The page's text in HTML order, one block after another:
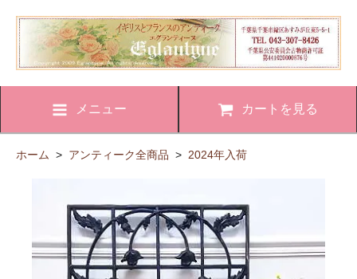
メニュー カートを見る
ホーム > アンティーク全商品 > 2024年入荷